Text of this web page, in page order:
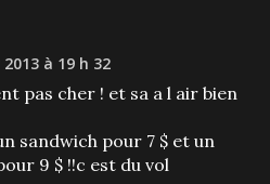
à 19 h 32
pas cher ! et sa a l air bien
sandwich pour 7 $ et un
9 $ !!c est du vol